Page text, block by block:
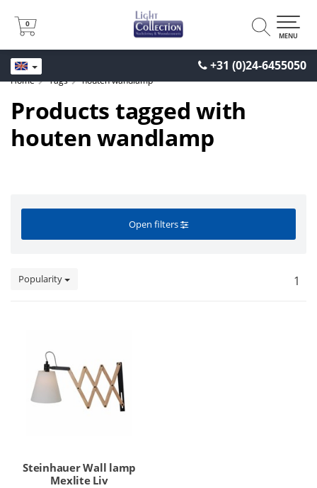
+31 (0)24-6455050
0
0
MENU
Home Tags houten wandlamp
Products tagged with
houten wandlamp
Open filters
Popularity 1
Steinhauer Wall lamp
Mexlite Liv